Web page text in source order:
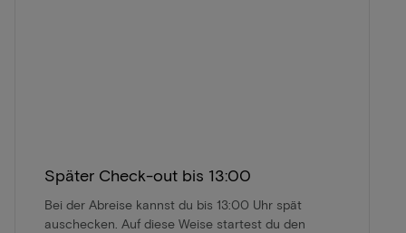
Später Check-out bis 13:00
Bei der Abreise kannst du bis 13:00 Uhr spät
auschecken. Auf diese Weise startest du den